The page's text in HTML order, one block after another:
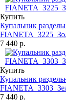
Купить
Купальник
7 440 р.
Купить
Купальник
7 440 р.